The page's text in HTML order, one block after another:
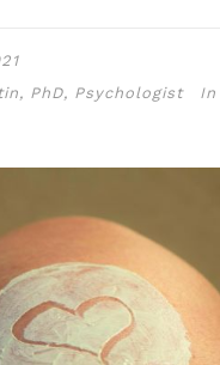
PhD, Psychologist In